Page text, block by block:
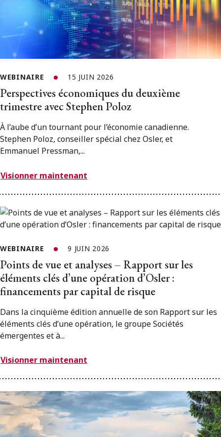
WEBINAIRE 15 JUIN 2026
Perspectives économiques du deuxième
trimestre avec Stephen Poloz
À l’aube d’un tournant pour l’économie canadienne.
Stephen Poloz, conseiller spécial chez Osler, et
Emmanuel Pressman,...
Visionner maintenant
WEBINAIRE 9 JUIN 2026
Points de vue et analyses – Rapport sur les
éléments clés d’une opération d’Osler :
financements par capital de risque
Dans la cinquième édition annuelle de son Rapport sur les
éléments clés d’une opération, le groupe Sociétés
émergentes et à...
Visionner maintenant